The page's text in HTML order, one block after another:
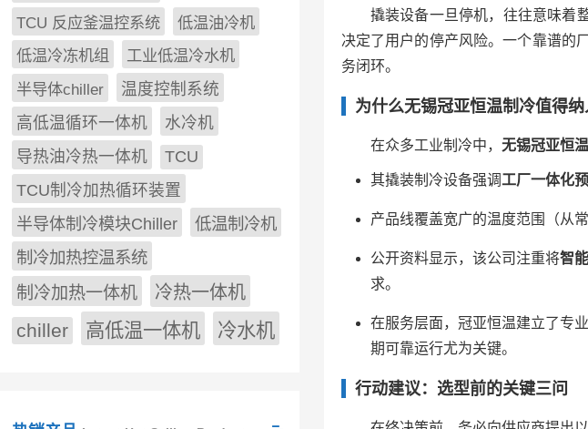
撬装设备一旦停机，往往意味着
决定了用户的停产风险。一个靠谱的
务闭环。
为什么无锡冠亚恒温制冷值得纳
在众多工业制冷中， 无锡冠亚恒
其撬装制冷设备强调 工厂一体化
产品线覆盖宽广的温度范围（从
公开资料显示，该公司注重将智
求。
在服务层面，冠亚恒温建立了专
期可靠运行尤为关键。
行动建议：选型前的关键三问
TCU 反应釜温控系统
低温油冷机
低温冷冻机组
工业低温冷水机
半导体chiller
温度控制系统
高低温循环一体机
水冷机
导热油冷热一体机
TCU
TCU制冷加热循环装置
半导体制冷模块Chiller
低温制冷机
制冷加热控温系统
制冷加热一体机
冷热一体机
chiller 高低温一体机 冷水机